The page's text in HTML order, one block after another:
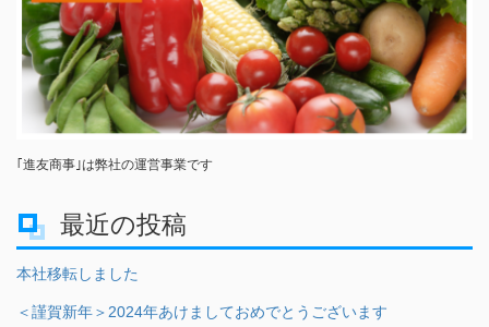
｢進友商事｣は弊社の運営事業です
最近の投稿
本社移転しました
＜謹賀新年＞2024年あけましておめでとうございます